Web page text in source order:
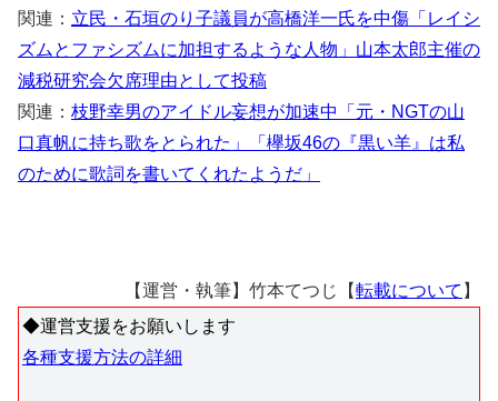
関連： 立民・石垣のり子議員が高橋洋一氏を中傷「レイシ
ズムとファシズムに加担するような人物」山本太郎主催の
減税研究会欠席理由として投稿
関連： 枝野幸男のアイドル妄想が加速中「元・NGTの山
口真帆に持ち歌をとられた」「欅坂46の『黒い羊』は私
のために歌詞を書いてくれたようだ」
【運営・執筆】竹本てつじ【転載について 】
◆運営支援をお願いします
各種支援方法の詳細